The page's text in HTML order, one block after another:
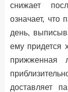
снижает
означает, что
день,
ему придется
прижженная
доставляет